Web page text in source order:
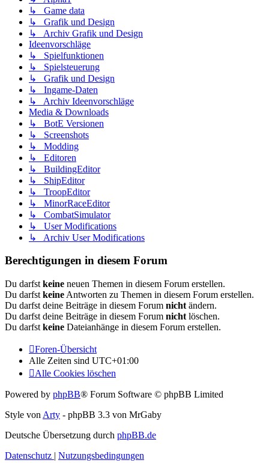
↳ Game data
↳ Grafik und Design
↳ Archiv Grafik und Design
Ideenvorschläge
↳ Spielfunktionen
↳ Spielsteuerung
↳ Grafik und Design
↳ Ingame-Daten
↳ Archiv Ideenvorschläge
Media & Downloads
↳ BotE Versionen
↳ Screenshots
↳ Modding
↳ Editoren
↳ BuildingEditor
↳ ShipEditor
↳ TroopEditor
↳ MinorRaceEditor
↳ CombatSimulator
↳ User Modifications
↳ Archiv User Modifications
Berechtigungen in diesem Forum
Du darfst keine neuen Themen in diesem Forum erstellen.
Du darfst keine Antworten zu Themen in diesem Forum erstellen.
Du darfst deine Beiträge in diesem Forum nicht ändern.
Du darfst deine Beiträge in diesem Forum nicht löschen.
Du darfst keine Dateianhänge in diesem Forum erstellen.
Foren-Übersicht
Alle Zeiten sind UTC+01:00
Alle Cookies löschen
Powered by phpBB® Forum Software © phpBB Limited
Style von Arty - phpBB 3.3 von MrGaby
Deutsche Übersetzung durch phpBB.de
Datenschutz | Nutzungsbedingungen